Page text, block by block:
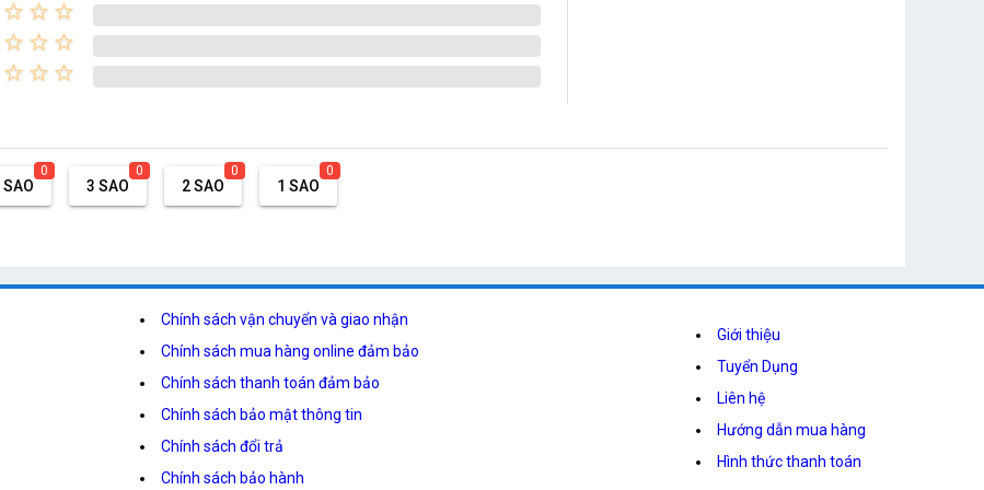
star_border star_border star_border
star_border star_border star_border
star_border star_border star_border
SAO
0
3 SAO
0
2 SAO
0
1 SAO
0
Chính sách vận chuyển và giao nhận
Chính sách mua hàng online đảm bảo
Chính sách thanh toán đảm bảo
Chính sách bảo mật thông tin
Chính sách đổi trả
Chính sách bảo hành
Giới thiệu
Tuyển Dụng
Liên hệ
Hướng dẫn mua hàng
Hình thức thanh toán